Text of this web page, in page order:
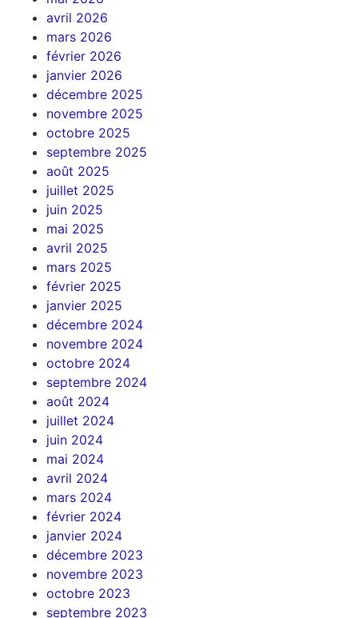
avril 2026
mars 2026
février 2026
janvier 2026
décembre 2025
novembre 2025
octobre 2025
septembre 2025
août 2025
juillet 2025
juin 2025
mai 2025
avril 2025
mars 2025
février 2025
janvier 2025
décembre 2024
novembre 2024
octobre 2024
septembre 2024
août 2024
juillet 2024
juin 2024
mai 2024
avril 2024
mars 2024
février 2024
janvier 2024
décembre 2023
novembre 2023
octobre 2023
septembre 2023